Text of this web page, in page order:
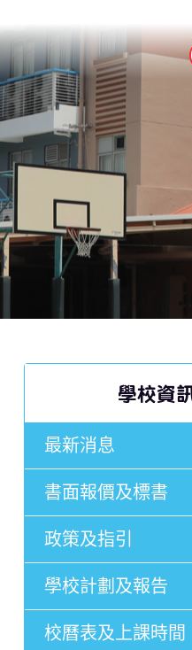
學校資
最新消息
書面報價及標書
政策及指引
學校計劃及報告
校曆表及上課時間